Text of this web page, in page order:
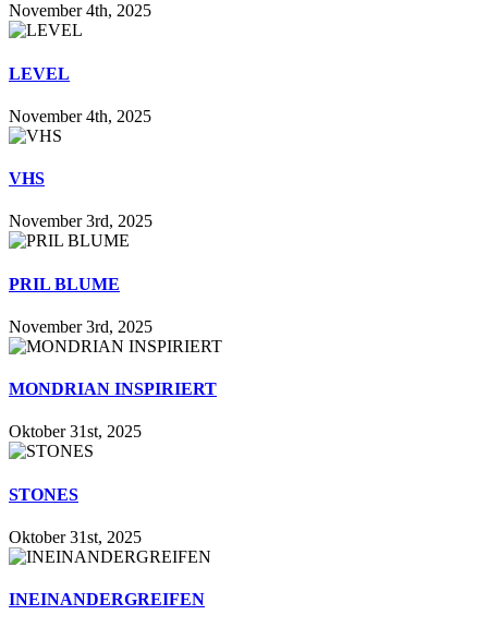
November 4th, 2025
LEVEL
November 4th, 2025
VHS
November 3rd, 2025
PRIL BLUME
November 3rd, 2025
MONDRIAN INSPIRIERT
Oktober 31st, 2025
STONES
Oktober 31st, 2025
INEINANDERGREIFEN